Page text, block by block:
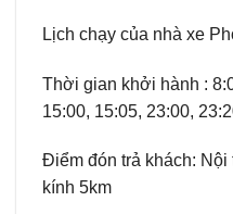
Lịch chạy của nhà xe
Thời gian khởi hành :
15:00, 15:05, 23:00,
Điểm đón trả khách:
kính 5km